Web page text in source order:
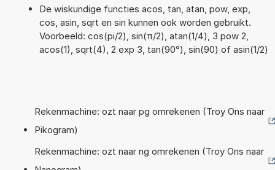
De wiskundige functies acos, tan, atan, pow, exp,
cos, asin, sqrt en sin kunnen ook worden gebruikt.
Voorbeeld: cos(pi/2), sin(π/2), atan(1/4), 3 pow 2,
acos(1), sqrt(4), 2 exp 3, tan(90°), sin(90) of asin(1/2)
Rekenmachine: ozt naar pg omrekenen (Troy Ons naar
Pikogram)
Rekenmachine: ozt naar ng omrekenen (Troy Ons naar